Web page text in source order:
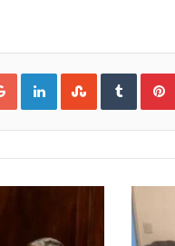
Google+LinkedInStumbleUpon
Tumblr